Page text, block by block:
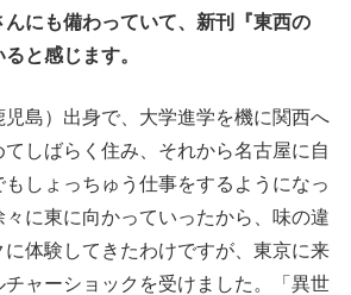
にも備わっていて、新刊『東西の
と感じます。
児島）出身で、大学進学を機に関西へ
しばらく住み、それから名古屋に自
しょっちゅう仕事をするようになっ
に東に向かっていったから、味の違
体験してきたわけですが、東京に来
ャーショックを受けました。「異世